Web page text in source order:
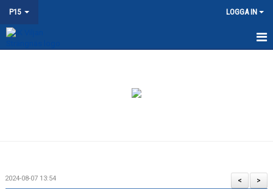
P15 LOGGA IN
>
<
2024-08-07 13:54